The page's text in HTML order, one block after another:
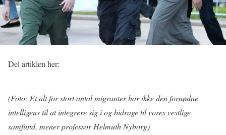
Del artiklen her:
(Foto: Et alt for stort antal migranter har ikke den fornødne
intelligens til at integrere sig i og bidrage til vores vestlige
samfund, mener professor Helmuth Nyborg)